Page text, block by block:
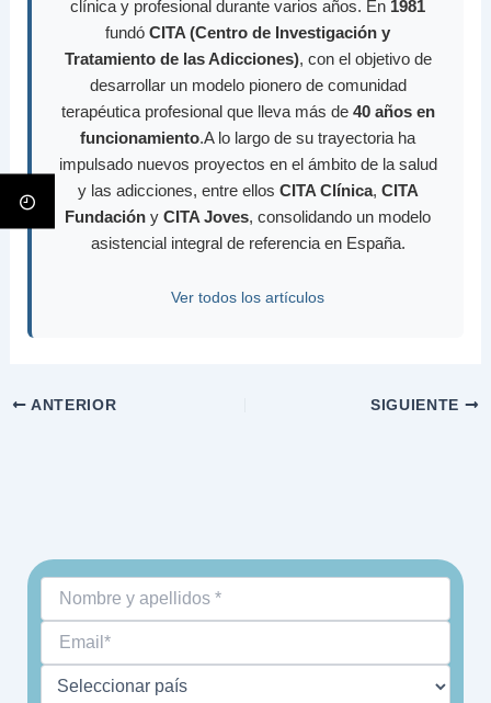
clínica y profesional durante varios años. En 1981
fundó CITA (Centro de Investigación y
Tratamiento de las Adicciones), con el objetivo de
desarrollar un modelo pionero de comunidad
terapéutica profesional que lleva más de 40 años en
funcionamiento.A lo largo de su trayectoria ha
impulsado nuevos proyectos en el ámbito de la salud
y las adicciones, entre ellos CITA Clínica, CITA
Fundación y CITA Joves, consolidando un modelo
asistencial integral de referencia en España.
Ver todos los artículos
ANTERIOR SIGUIENTE